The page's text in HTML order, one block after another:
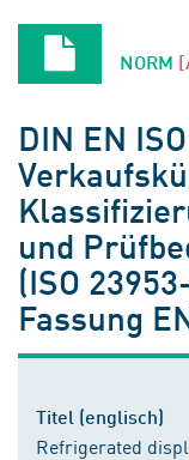
NORM
DIN EN
und
(ISO
Fassung
Titel (englisch)
Refrigerated